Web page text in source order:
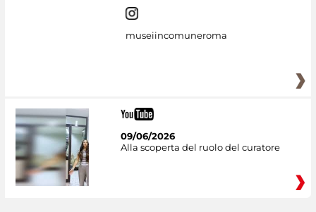
museiincomuneroma
09/06/2026
Alla scoperta del ruolo del curatore